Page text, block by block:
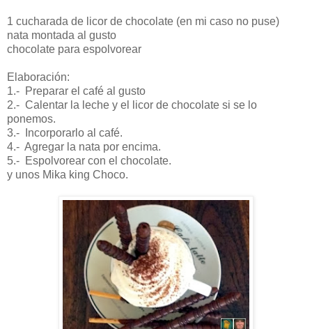
1 cucharada de licor de chocolate (en mi caso no puse)
nata montada al gusto
chocolate para espolvorear
Elaboración:
1.- Preparar el café al gusto
2.- Calentar la leche y el licor de chocolate si se lo
ponemos.
3.- Incorporarlo al café.
4.- Agregar la nata por encima.
5.- Espolvorear con el chocolate.
y unos Mika king Choco.